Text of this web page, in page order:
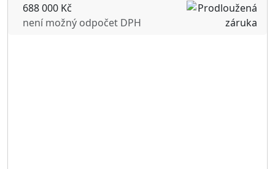
688 000 Kč
není možný odpočet DPH